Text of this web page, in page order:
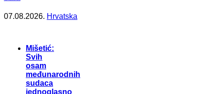
07.08.2026. Hrvatska
Mišetić:
Svih
osam
međunarodnih
sudaca
jednoglasno